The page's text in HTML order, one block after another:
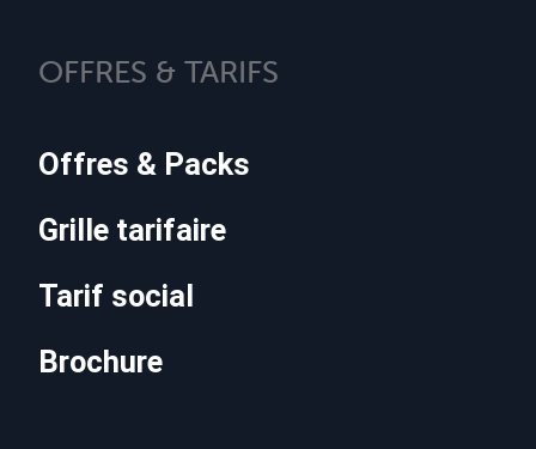
OFFRES & TARIFS
Offres & Packs
Grille tarifaire
Tarif social
Brochure